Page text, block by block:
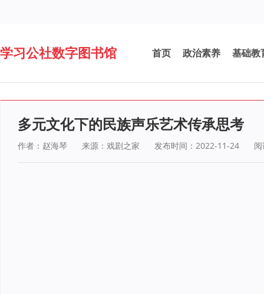
学习公社数字图书馆 首页 政治素养 基础教
多元文化下的民族声乐艺术传承思考
作者：赵海琴 来源：戏剧之家 发布时间：2022-11-24